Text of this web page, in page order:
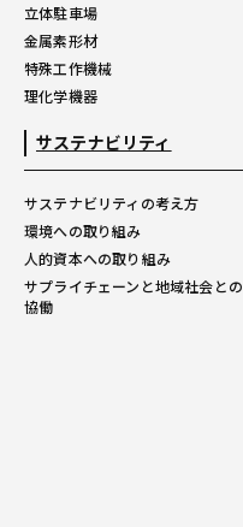
立体駐車場
金属素形材
特殊工作機械
理化学機器
サステナビリティ
サステナビリティの考え方
環境への取り組み
人的資本への取り組み
サプライチェーンと地域社会との
協働